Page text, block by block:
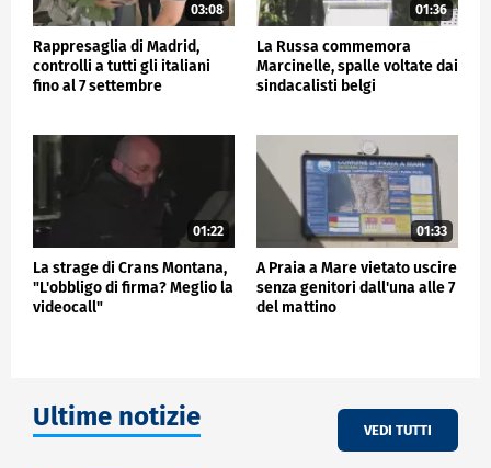
03:08
Rappresaglia di Madrid,
controlli a tutti gli italiani
fino al 7 settembre
01:36
La Russa commemora
Marcinelle, spalle voltate dai
sindacalisti belgi
01:22
La strage di Crans Montana,
"L'obbligo di firma? Meglio la
videocall"
01:33
A Praia a Mare vietato uscire
senza genitori dall'una alle 7
del mattino
Ultime notizie VEDI TUTTI